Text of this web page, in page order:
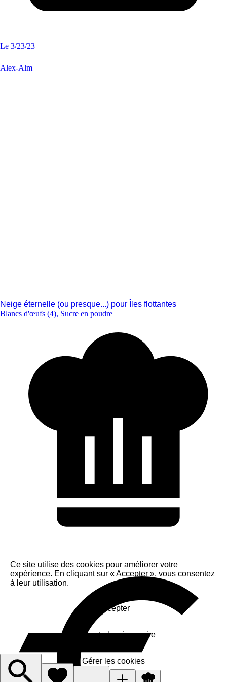
Le 3/23/23
Alex-Alm
Neige éternelle (ou presque...) pour Îles flottantes
Blancs d'œufs (4), Sucre en poudre
Ce site utilise des cookies pour améliorer votre
expérience. En cliquant sur « Accepter », vous consentez
à leur utilisation.
Accepter
J'accepte le nécessaire
Gérer les cookies